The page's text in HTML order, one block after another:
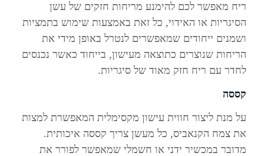
ריח מאפשר לכם להימנע מריחות חזקים של עשן
הסיגריות או האידוי, כל זאת באמצעות שימוש בתמציות
ושמנים ייחודים שמאפשרים לנטרל באופן מידי את
הריחות שנוצרים כתוצאה מעישון, בייחוד כאשר נכנסים
לחדר עם ריח חזק מאוד של סיגריות.
קססה
על מנת ליצור חווית עישון מקסימלית המאפשרת למצות
את צמח הקנאביס, כל מעשן צריך קססה איכותית.
מדובר במכשיר ידני או חשמלי שמאפשר לפורר את